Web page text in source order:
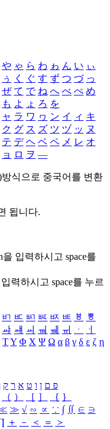
や ゃ ら わ ゎ ん い ぃ
ぅ く ぐ す ず つ づ っ
ぜ て で ね へ べ ぺ め
も よ ょ ろ を
ャ ラ ワ ヮ ン イ ィ キ
ク グ ス ズ ツ ヅ ッ ヌ
テ デ ヘ ベ ペ メ レ オ
ョ ロ ヲ ―
식으로 중국어를 변환
됩니다.
을 입력하시고 space를
력하시고 space를 누르
ㅲ ㅳ ㅴ ㅵ ㅶ ㅷ ㅸ
ㅹ
ㆇ ㆈ ㆉ ㆊ ㆋ ㆌ ㆍ
ㆎ
ΤΥ Φ Χ Ψ Ω α β γ δ ε ζ η
פ ם ן ו ט א ר ק
（ ） ［ ］ ｛ ｝
≫ √ ∽ ∝ ∵ ∫ ∬ ∈ ∋
＋ － ＜ ＝
＞